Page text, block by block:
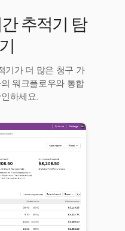
추적기 탐
기가 더 많은 청구 가
워크플로우와 통합
하세요.